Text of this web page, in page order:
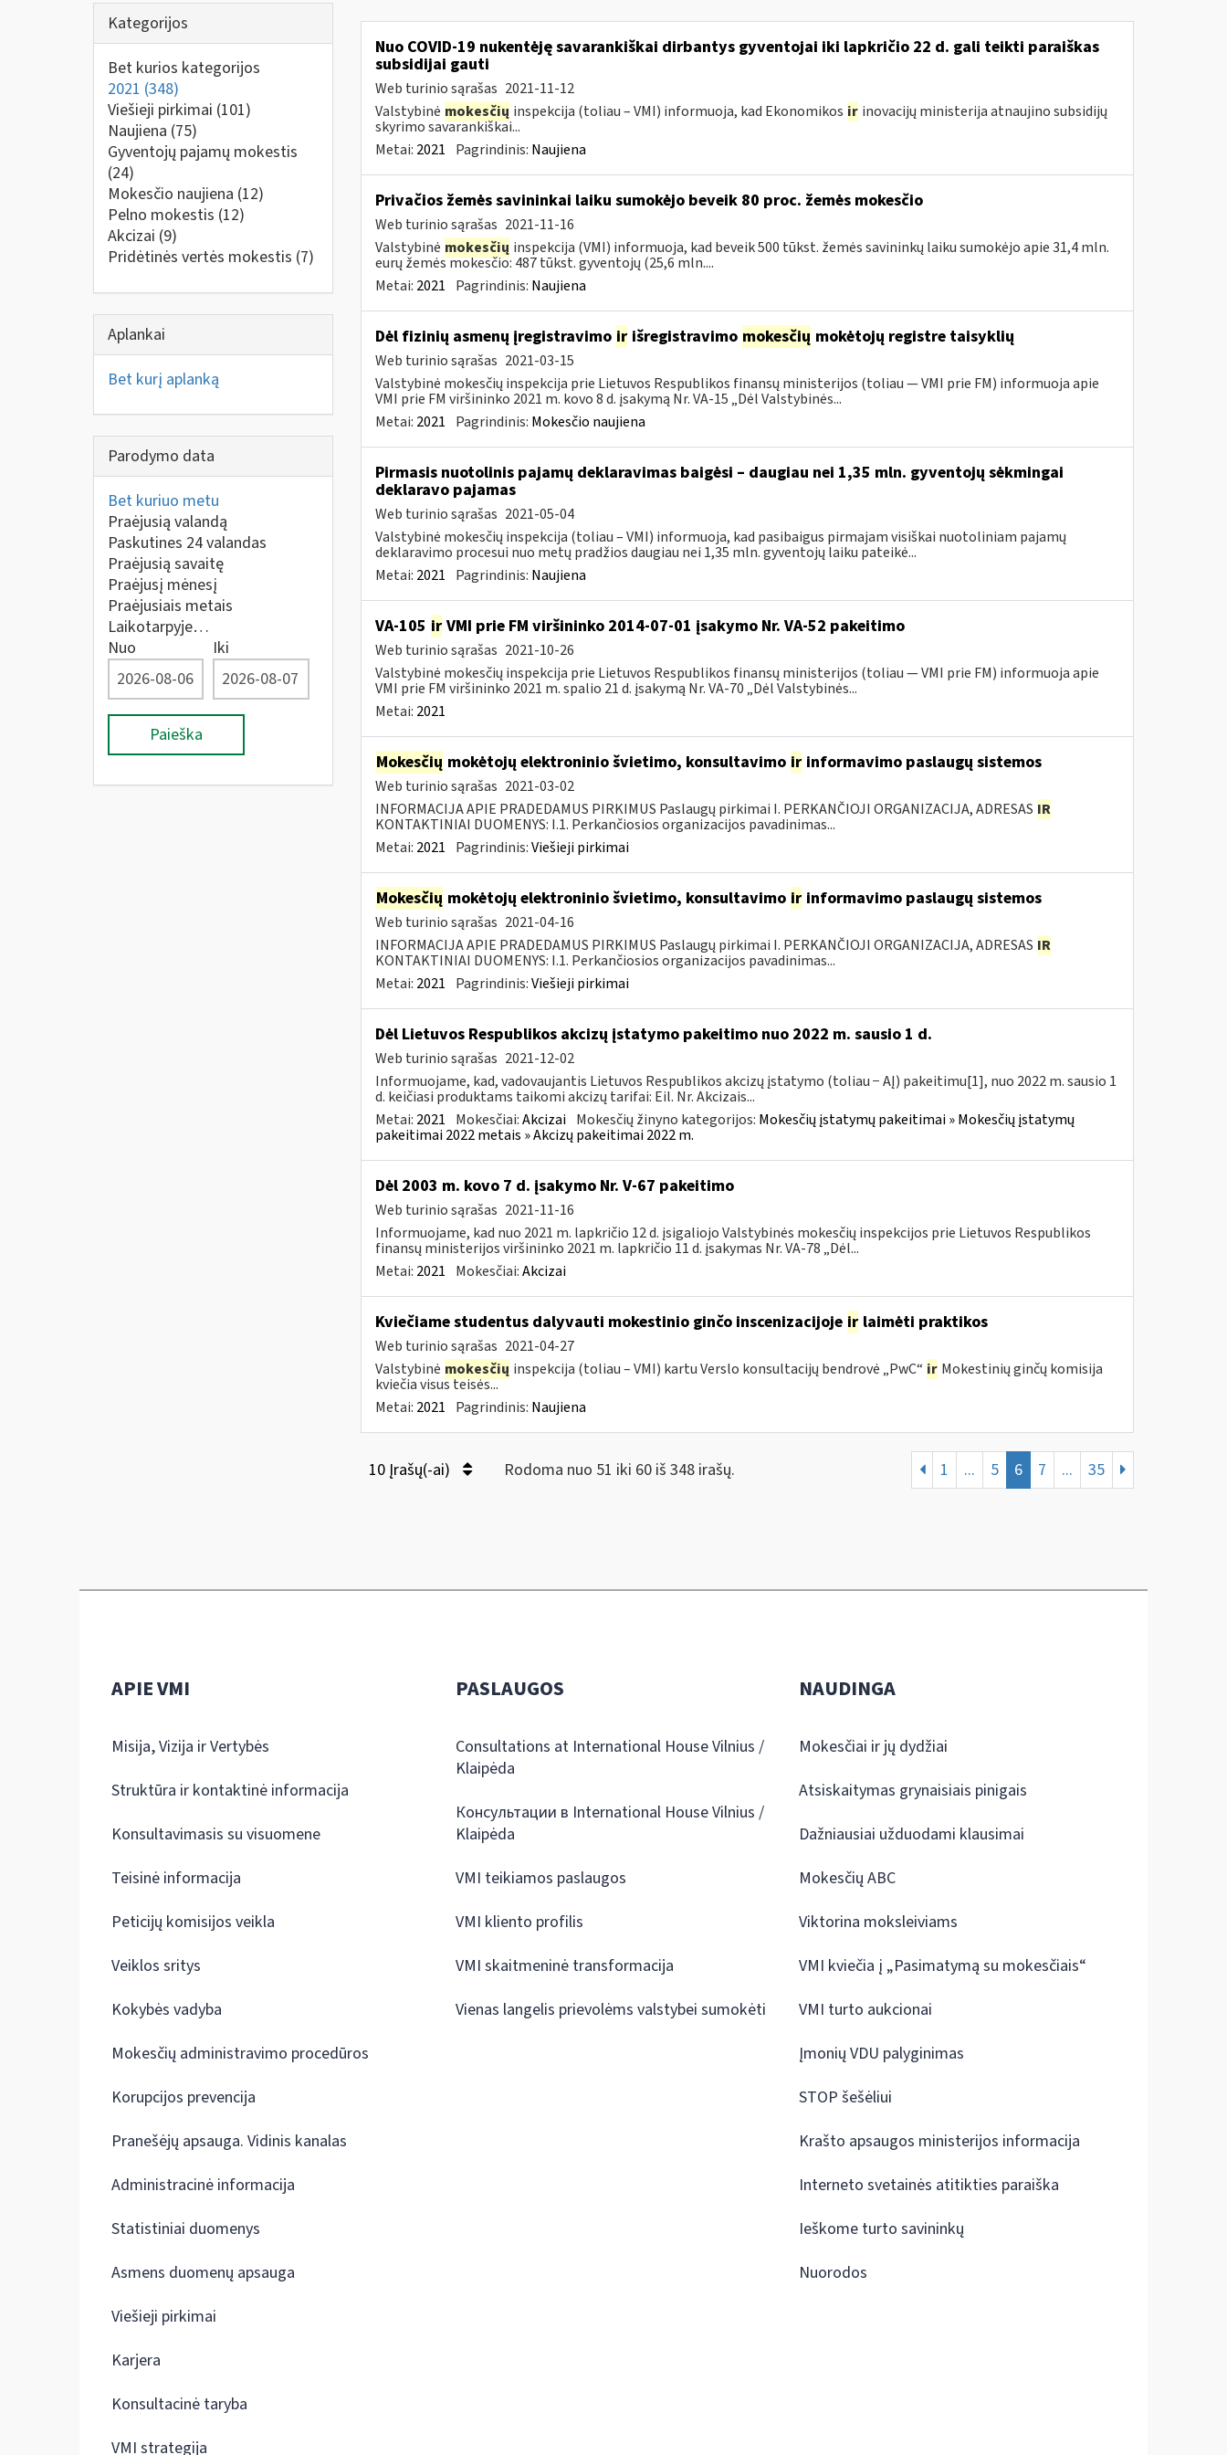
Kategorijos
Bet kurios kategorijos
2021 (348)
Viešieji pirkimai (101)
Naujiena (75)
Gyventojų pajamų mokestis
(24)
Mokesčio naujiena (12)
Pelno mokestis (12)
Akcizai (9)
Pridėtinės vertės mokestis (7)
Aplankai
Bet kurį aplanką
Parodymo data
Bet kuriuo metu
Praėjusią valandą
Paskutines 24 valandas
Praėjusią savaitę
Praėjusį mėnesį
Praėjusiais metais
Laikotarpyje…
Nuo
Iki
Paieška
Nuo COVID-19 nukentėję savarankiškai dirbantys gyventojai iki lapkričio 22 d. gali teikti paraiškas
subsidijai gauti
Web turinio sąrašas 2021-11-12
Valstybinė mokesčių inspekcija (toliau – VMI) informuoja, kad Ekonomikos ir inovacijų ministerija atnaujino subsidijų
skyrimo savarankiškai...
Metai: 2021 Pagrindinis: Naujiena
Privačios žemės savininkai laiku sumokėjo beveik 80 proc. žemės mokesčio
Web turinio sąrašas 2021-11-16
Valstybinė mokesčių inspekcija (VMI) informuoja, kad beveik 500 tūkst. žemės savininkų laiku sumokėjo apie 31,4 mln.
eurų žemės mokesčio: 487 tūkst. gyventojų (25,6 mln....
Metai: 2021 Pagrindinis: Naujiena
Dėl fizinių asmenų įregistravimo irišregistravimo mokesčių mokėtojų registre taisyklių
Web turinio sąrašas 2021-03-15
Valstybinė mokesčių inspekcija prie Lietuvos Respublikos finansų ministerijos (toliau ― VMI prie FM) informuoja apie
VMI prie FM viršininko 2021 m. kovo 8 d. įsakymą Nr. VA-15 „Dėl Valstybinės...
Metai: 2021 Pagrindinis: Mokesčio naujiena
Pirmasis nuotolinis pajamų deklaravimas baigėsi – daugiau nei 1,35 mln. gyventojų sėkmingai
deklaravo pajamas
Web turinio sąrašas 2021-05-04
Valstybinė mokesčių inspekcija (toliau – VMI) informuoja, kad pasibaigus pirmajam visiškai nuotoliniam pajamų
deklaravimo procesui nuo metų pradžios daugiau nei 1,35 mln. gyventojų laiku pateikė...
Metai: 2021 Pagrindinis: Naujiena
VA-105 irVMI prie FM viršininko 2014-07-01 įsakymo Nr. VA-52 pakeitimo
Web turinio sąrašas 2021-10-26
Valstybinė mokesčių inspekcija prie Lietuvos Respublikos finansų ministerijos (toliau ― VMI prie FM) informuoja apie
VMI prie FM viršininko 2021 m. spalio 21 d. įsakymą Nr. VA-70 „Dėl Valstybinės...
Metai: 2021
Mokesčių mokėtojų elektroninio švietimo, konsultavimo irinformavimo paslaugų sistemos
Web turinio sąrašas 2021-03-02
INFORMACIJA APIE PRADEDAMUS PIRKIMUS Paslaugų pirkimai I. PERKANČIOJI ORGANIZACIJA, ADRESAS IR
KONTAKTINIAI DUOMENYS: I.1. Perkančiosios organizacijos pavadinimas...
Metai: 2021 Pagrindinis:Viešieji pirkimai
Mokesčių mokėtojų elektroninio švietimo, konsultavimo irinformavimo paslaugų sistemos
Web turinio sąrašas 2021-04-16
INFORMACIJA APIE PRADEDAMUS PIRKIMUS Paslaugų pirkimai I. PERKANČIOJI ORGANIZACIJA, ADRESAS IR
KONTAKTINIAI DUOMENYS: I.1. Perkančiosios organizacijos pavadinimas...
Metai: 2021 Pagrindinis:Viešieji pirkimai
Dėl Lietuvos Respublikos akcizų įstatymo pakeitimo nuo 2022 m. sausio 1 d.
Web turinio sąrašas 2021-12-02
Informuojame, kad, vadovaujantis Lietuvos Respublikos akcizų įstatymo (toliau − AĮ) pakeitimu[1], nuo 2022 m. sausio 1
d. keičiasi produktams taikomi akcizų tarifai: Eil. Nr. Akcizais...
Metai: 2021 Mokesčiai:Akcizai Mokesčių žinyno kategorijos: Mokesčių įstatymų pakeitimai » Mokesčių įstatymų
pakeitimai 2022 metais » Akcizų pakeitimai 2022 m.
Dėl 2003 m. kovo 7 d. įsakymo Nr. V-67 pakeitimo
Web turinio sąrašas 2021-11-16
Informuojame, kad nuo 2021 m. lapkričio 12 d. įsigaliojo Valstybinės mokesčių inspekcijos prie Lietuvos Respublikos
finansų ministerijos viršininko 2021 m. lapkričio 11 d. įsakymas Nr. VA-78 „Dėl...
Metai: 2021 Mokesčiai:Akcizai
Kviečiame studentus dalyvauti mokestinio ginčo inscenizacijoje irlaimėti praktikos
Web turinio sąrašas 2021-04-27
Valstybinė mokesčių inspekcija (toliau – VMI) kartu Verslo konsultacijų bendrovė „PwC“ ir Mokestinių ginčų komisija
kviečia visus teisės...
Metai: 2021 Pagrindinis: Naujiena
10 Įrašų(-ai) Rodoma nuo 51 iki 60 iš 348 irašų. 1 ... 5 6 7 ... 35
APIE VMI
Misija, Vizija ir Vertybės
Struktūra ir kontaktinė informacija
Konsultavimasis su visuomene
Teisinė informacija
Peticijų komisijos veikla
Veiklos sritys
Kokybės vadyba
Mokesčių administravimo procedūros
Korupcijos prevencija
Pranešėjų apsauga. Vidinis kanalas
Administracinė informacija
Statistiniai duomenys
Asmens duomenų apsauga
Viešieji pirkimai
Karjera
Konsultacinė taryba
VMI strategija
PASLAUGOS
Consultations at International House Vilnius /
Klaipėda
Консультации в International House Vilnius /
Klaipėda
VMI teikiamos paslaugos
VMI kliento profilis
VMI skaitmeninė transformacija
Vienas langelis prievolėms valstybei sumokėti
NAUDINGA
Mokesčiai ir jų dydžiai
Atsiskaitymas grynaisiais pinigais
Dažniausiai užduodami klausimai
Mokesčių ABC
Viktorina moksleiviams
VMI kviečia į „Pasimatymą su mokesčiais“
VMI turto aukcionai
Įmonių VDU palyginimas
STOP šešėliui
Krašto apsaugos ministerijos informacija
Interneto svetainės atitikties paraiška
Ieškome turto savininkų
Nuorodos